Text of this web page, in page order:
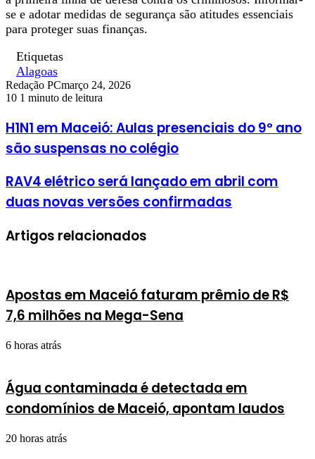
se e adotar medidas de segurança são atitudes essenciais
para proteger suas finanças.
Etiquetas
Alagoas
Redação PCmarço 24, 2026
10 1 minuto de leitura
H1N1 em Maceió: Aulas presenciais do 9º ano
são suspensas no colégio
RAV4 elétrico será lançado em abril com
duas novas versões confirmadas
Artigos relacionados
Apostas em Maceió faturam prêmio de R$
7,6 milhões na Mega-Sena
6 horas atrás
Água contaminada é detectada em
condomínios de Maceió, apontam laudos
20 horas atrás